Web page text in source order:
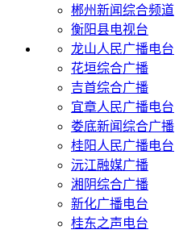
郴州新闻综合频道
衡阳县电视台
龙山人民广播电台
花垣综合广播
吉首综合广播
宜章人民广播电台
娄底新闻综合广播
桂阳人民广播电台
沅江融媒广播
湘阴综合广播
新化广播电台
桂东之声电台